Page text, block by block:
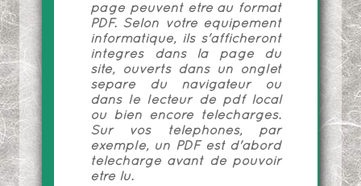
page peuvent être au format
PDF. Selon votre équipement
informatique, ils s'afficheront
intégrés dans la page du
site, ouverts dans un onglet
séparé du navigateur ou
dans le lecteur de pdf local
ou bien encore téléchargés.
Sur vos téléphones, par
exemple, un PDF est d'abord
téléchargé avant de pouvoir
être lu.